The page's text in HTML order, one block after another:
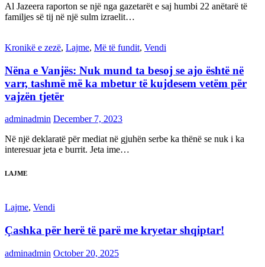
Al Jazeera raporton se një nga gazetarët e saj humbi 22 anëtarë të
familjes së tij në një sulm izraelit…
Kronikë e zezë, Lajme, Më të fundit, Vendi
Nëna e Vanjës: Nuk mund ta besoj se ajo është në
varr, tashmë më ka mbetur të kujdesem vetëm për
vajzën tjetër
adminadmin December 7, 2023
Në një deklaratë për mediat në gjuhën serbe ka thënë se nuk i ka
interesuar jeta e burrit. Jeta ime…
LAJME
Lajme, Vendi
Çashka për herë të parë me kryetar shqiptar!
adminadmin October 20, 2025